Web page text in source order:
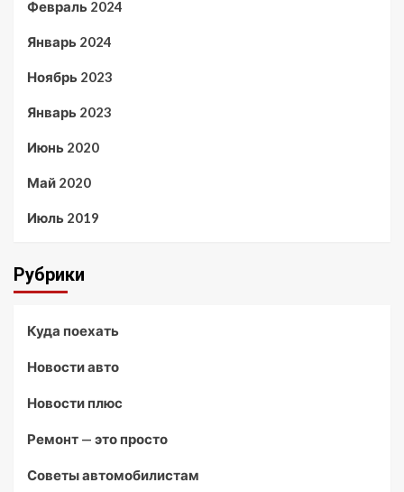
Февраль 2024
Январь 2024
Ноябрь 2023
Январь 2023
Июнь 2020
Май 2020
Июль 2019
Рубрики
Куда поехать
Новости авто
Новости плюс
Ремонт — это просто
Советы автомобилистам